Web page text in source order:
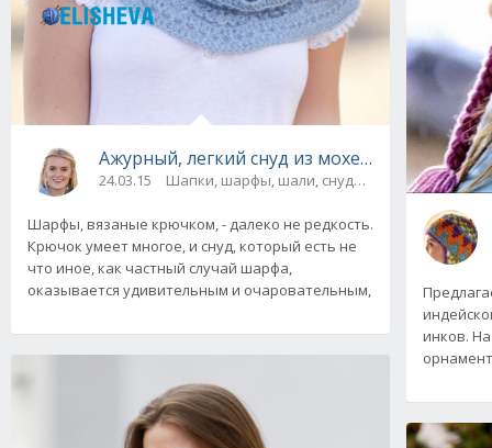
Ажурный, легкий снуд из мохера от Drops
24.03.15 Шапки, шарфы, шали, снуды и палантины
Шарфы, вязаные крючком, - далеко не редкость.
Крючок умеет многое, и снуд, который есть не
что иное, как частный случай шарфа,
оказывается удивительным и очаровательным,
инков.